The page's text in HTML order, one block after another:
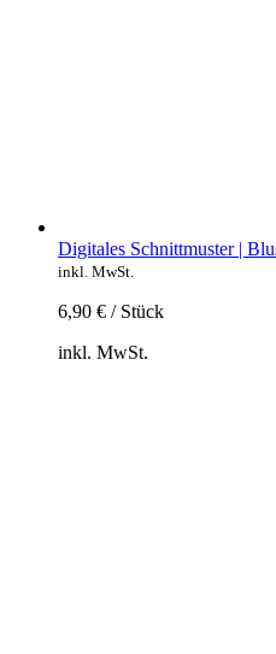
Digitales Schnittmuster |
inkl. MwSt.
6,90 € / Stück
inkl. MwSt.